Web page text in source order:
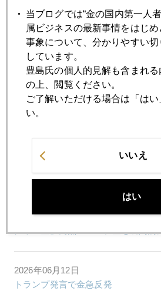
金、本格回復時期、年越しになりそ
2026年06月19日
ＦＯＭＣ後、金４２００ドル割れの
2026年06月16日
「私が預けた金は大丈夫？」
2026年06月15日
値千「金」同点ゴール、金も瞬間的
2026年06月12日
トランプ発言で金急反発
当ブログでは“金の国内第一人
属ビジネスの最新事情をはじ
事象について、分かりやすい
しています。
豊島氏の個人的見解も含まれ
の上、閲覧ください。
ご了解いただける場合は「は
い。
いいえ
はい